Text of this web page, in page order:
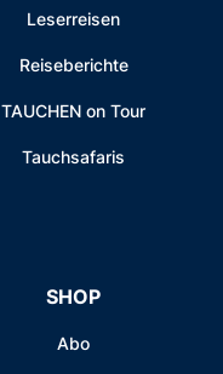
Leserreisen
Reiseberichte
TAUCHEN on Tour
Tauchsafaris
SHOP
Abo